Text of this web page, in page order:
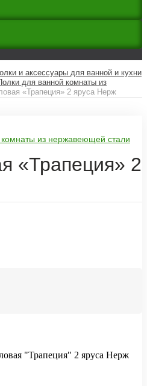
и аксессуары для ванной и кухни
для ванной комнаты из
«Трапеция» 2 яруса Нерж
из нержавеющей стали
«Трапеция» 2
"Трапеция" 2 яруса Нерж